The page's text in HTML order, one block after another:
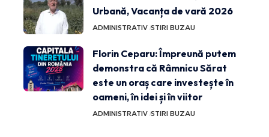
Urbană, Vacanța de vară 2026
ADMINISTRATIV STIRI BUZAU
Florin Ceparu: Împreună putem
demonstra că Râmnicu Sărat
este un oraș care investește în
oameni, în idei și în viitor
ADMINISTRATIV STIRI BUZAU